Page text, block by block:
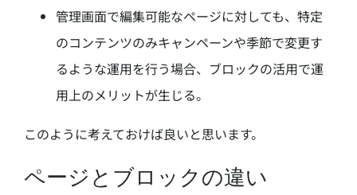
管理画面で編集可能なページに対しても、特定
のコンテンツのみキャンペーンや季節で変更す
るような運用を行う場合、ブロックの活用で運
用上のメリットが生じる。
このように考えておけば良いと思います。
ページとブロックの違い